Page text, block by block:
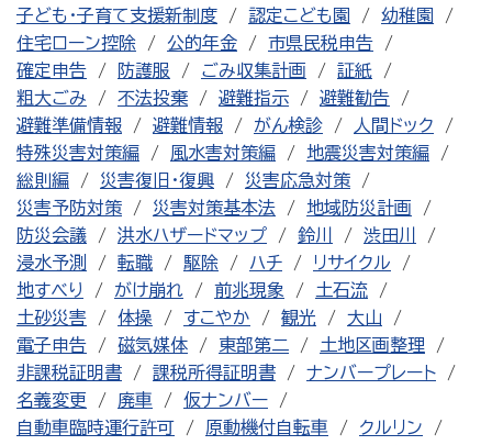
子ども・子育て支援新制度
認定こども園
幼稚園
住宅ローン控除
公的年金
市県民税申告
確定申告
防護服 ごみ収集計画
証紙
粗大ごみ
不法投棄 避難指示
避難勧告
避難準備情報
避難情報 がん検診
人間ドック
特殊災害対策編
風水害対策編
地震災害対策編
総則編
災害復旧・復興
災害応急対策
災害予防対策
災害対策基本法
地域防災計画
防災会議
洪水ハザードマップ 鈴川
渋田川
浸水予測
転職 駆除 ハチ
リサイクル
地すべり
がけ崩れ 前兆現象
土石流
土砂災害
体操 すこやか 観光
大山
電子申告
磁気媒体 東部第二
土地区画整理
非課税証明書
課税所得証明書
ナンバープレート
名義変更
廃車
仮ナンバー
自動車臨時運行許可
原動機付自転車
クルリン